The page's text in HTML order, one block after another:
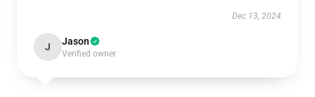
Dec 13, 2024
J Jason
Verified owner